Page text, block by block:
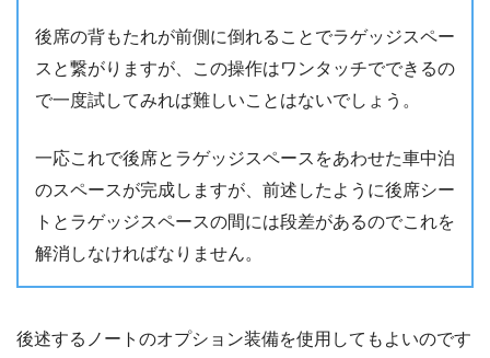
後席の背もたれが前側に倒れることでラゲッジスペー
スと繋がりますが、この操作はワンタッチでできるの
で一度試してみれば難しいことはないでしょう。
一応これで後席とラゲッジスペースをあわせた車中泊
のスペースが完成しますが、前述したように後席シー
トとラゲッジスペースの間には段差があるのでこれを
解消しなければなりません。
後述するノートのオプション装備を使用してもよいのです